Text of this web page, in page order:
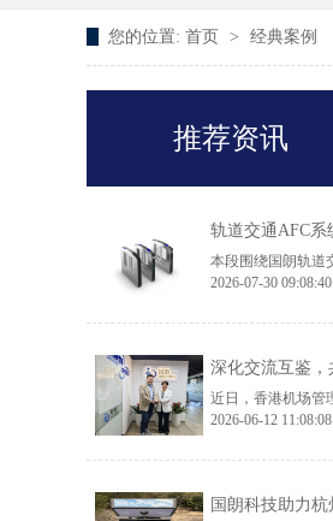
您的位置: 首页 > 经典案例
推荐资讯
2026-07-30 09:08:40
2026-06-12 11:08:08